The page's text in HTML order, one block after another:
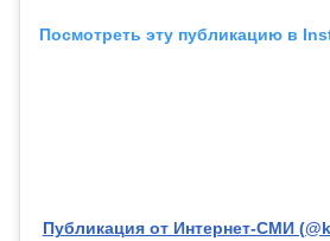
Посмотреть эту публикацию в
Публикация от Интернет-СМИ